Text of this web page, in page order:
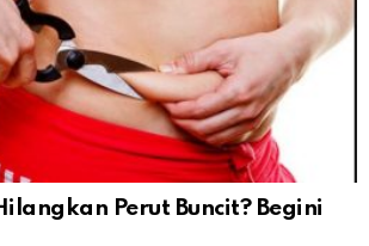
Perut Buncit? Begini